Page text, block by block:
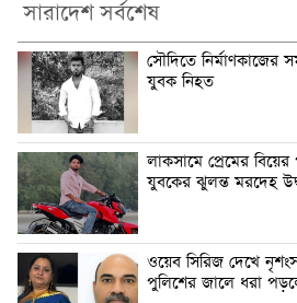
সারাদেশ সর্বশেষ
সৌদিতে নির্মাণকাজের
যুবক নিহত
লাকসামে প্রেমের
যুবকের ঝুলন্ত মরদেহ
ওয়েব সিরিজ দেখে
পুলিশের জালে ধরা